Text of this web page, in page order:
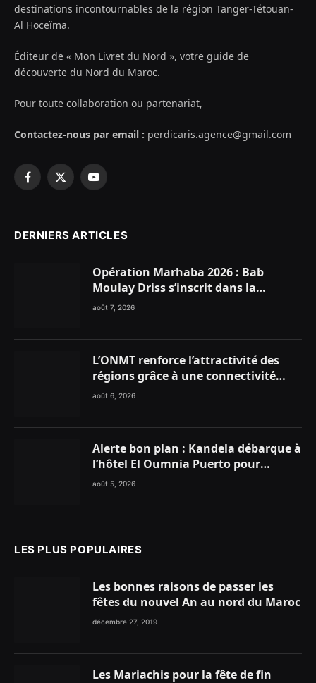
destinations incontournables de la région Tanger-Tétouan-
Al Hoceïma.
Éditeur de « Mon Livret du Nord », votre guide de
découverte du Nord du Maroc.
Pour toute collaboration ou partenariat,
Contactez-nous par email : perdicaris.agence@gmail.com
Facebook
X
YouTube
DERNIERS ARTICLES
Opération Marhaba 2026 : Bab
Moulay Driss s’inscrit dans la
dynamique nationale en faveur des
août 7, 2026
L’ONMT renforce l’attractivité des
régions grâce à une connectivité
aérienne historique de Ryanair
août 6, 2026
Alerte bon plan : Kandela débarque à
l’hôtel El Oumnia Puerto pour
enflammer le Chiringuito Malibu
août 5, 2026
LES PLUS POPULAIRES
Les bonnes raisons de passer les
fêtes du nouvel An au nord du Maroc
décembre 27, 2019
Les Mariachis pour la fête de fin